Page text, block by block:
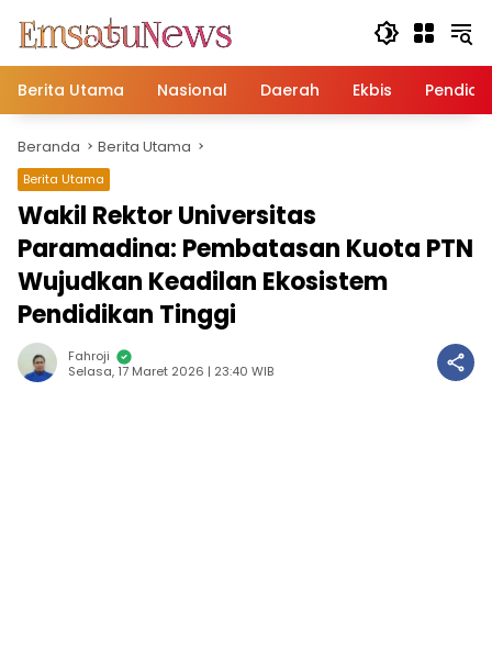
konten
Berita Utama
Nasional Daerah Ekbis
Beranda Berita Utama
Berita Utama
Wakil Rektor Universitas
Paramadina: Pembatasan Kuota PTN
Wujudkan Keadilan Ekosistem
Pendidikan Tinggi
Fahroji
Selasa, 17 Maret 2026 | 23:40 WIB